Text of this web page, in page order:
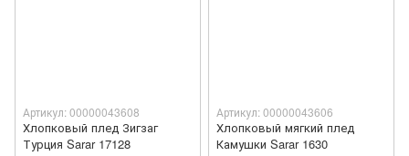
Артикул: 00000043608
Хлопковый плед Зигзаг
Турция Sarar 17128
Артикул: 00000043606
Хлопковый мягкий плед
Камушки Sarar 1630